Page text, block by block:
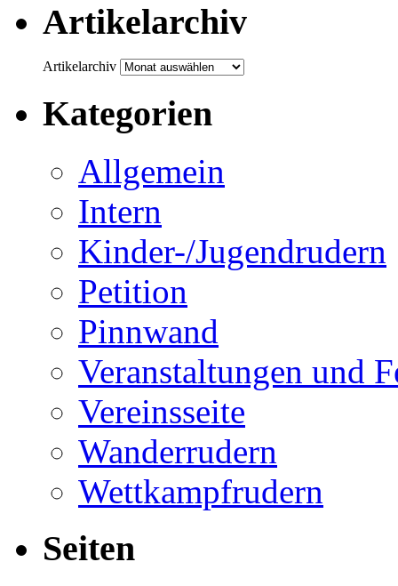
Artikelarchiv
Artikelarchiv
Kategorien
Allgemein
Intern
Kinder-/Jugendrudern
Petition
Pinnwand
Veranstaltungen und
Vereinsseite
Wanderrudern
Wettkampfrudern
Seiten